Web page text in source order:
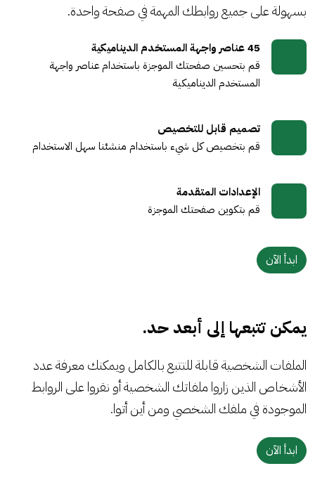
بسهولة على جميع روابطك المهمة في صفحة واحدة.
45 عناصر واجهة المستخدم الديناميكية
قم بتحسين صفحتك الموجزة باستخدام عناصر واجهة
المستخدم الديناميكية
تصميم قابل للتخصيص
قم بتخصيص كل شيء باستخدام منشئنا سهل الاستخدام
الإعدادات المتقدمة
قم بتكوين صفحتك الموجزة
ابدأ الآن
يمكن تتبعها إلى أبعد حد.
الملفات الشخصية قابلة للتتبع بالكامل ويمكنك معرفة عدد
الأشخاص الذين زاروا ملفاتك الشخصية أو نقروا على الروابط
الموجودة في ملفك الشخصي ومن أين أتوا.
ابدأ الآن